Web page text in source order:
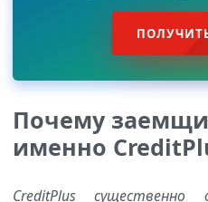
Почему
именно
CreditPlus